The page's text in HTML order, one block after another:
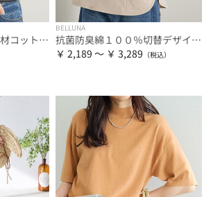
華奢見せ！しっかり素材コットン１００％Ｔシャツ
BELLUNA
抗菌防臭綿１００％切替デザインプルオーバー
￥ 2,189 ～ ￥ 3,289